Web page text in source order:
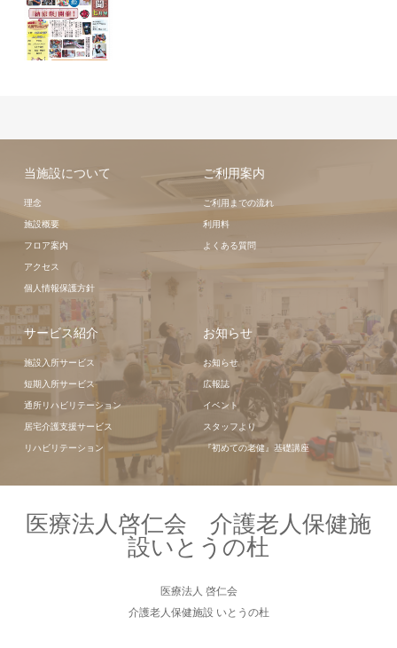
当施設について
理念
施設概要
フロア案内
アクセス
個人情報保護方針
ご利用案内
ご利用までの流れ
利用料
よくある質問
サービス紹介
施設入所サービス
短期入所サービス
通所リハビリテーション
居宅介護支援サービス
リハビリテーション
お知らせ
お知らせ
広報誌
イベント
スタッフより
『初めての老健』基礎講座
医療法人啓仁会 介護老人保健施
設いとうの杜
医療法人 啓仁会
介護老人保健施設 いとうの杜